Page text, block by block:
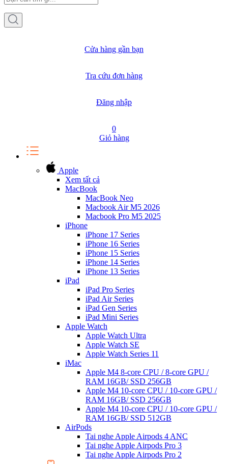
Cửa hàng gần bạn
Tra cứu đơn hàng
Đăng nhập
0
Giỏ hàng
Apple
Xem tất cả
MacBook
MacBook Neo
Macbook Air M5 2026
Macbook Pro M5 2025
iPhone
iPhone 17 Series
iPhone 16 Series
iPhone 15 Series
iPhone 14 Series
iPhone 13 Series
iPad
iPad Pro Series
iPad Air Series
iPad Gen Series
iPad Mini Series
Apple Watch
Apple Watch Ultra
Apple Watch SE
Apple Watch Series 11
iMac
Apple M4 8-core CPU / 8-core GPU /
RAM 16GB/ SSD 256GB
Apple M4 10-core CPU / 10-core GPU /
RAM 16GB/ SSD 256GB
Apple M4 10-core CPU / 10-core GPU /
RAM 16GB/ SSD 512GB
AirPods
Tai nghe Apple Airpods 4 ANC
Tai nghe Apple Airpods Pro 3
Tai nghe Apple Airpods Pro 2